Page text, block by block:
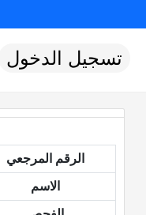
تسجيل الدخول
الرقم المرجعي
الاسم